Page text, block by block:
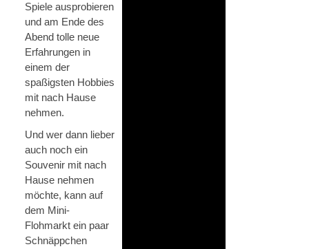
Spiele ausprobieren
und am Ende des
Abend tolle neue
Erfahrungen in
einem der
spaßigsten Hobbies
mit nach Hause
nehmen.
Und wer dann lieber
auch noch ein
Souvenir mit nach
Hause nehmen
möchte, kann auf
dem Mini-
Flohmarkt ein paar
Schnäppchen